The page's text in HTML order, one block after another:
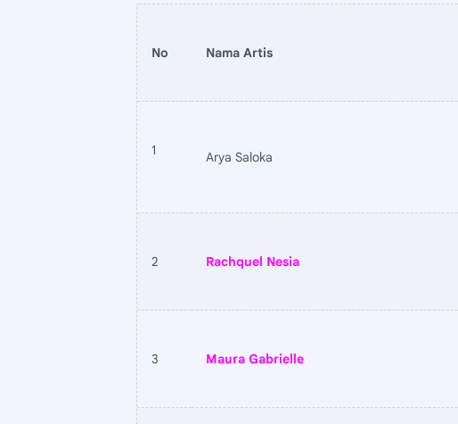
No Nama Artis
1 Arya Saloka
2 Rachquel Nesia
3 Maura Gabrielle